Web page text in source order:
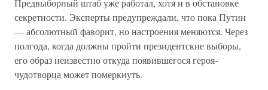
Предвыборный штаб уже работал, хотя и в обстановке
секретности. Эксперты предупреждали, что пока Путин
— абсолютный фаворит, но настроения меняются. Через
полгода, когда должны пройти президентские выборы,
его образ неизвестно откуда появившегося героя-
чудотворца может померкнуть.